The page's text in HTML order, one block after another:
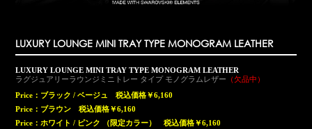
LUXURY LOUNGE MINI TRAY TYPE MONOGRAM LEATHER
LUXURY LOUNGE MINI TRAY TYPE MONOGRAM LEATHER
ラグジュアリーラウンジミニトレー タイプ モノグラムレザー
（欠品中）
Price：ブラック / ベージュ税込価格￥6,160
Price：ブラウン税込価格￥6,160
Price：ホワイト / ピンク （限定カラー）税込価格￥6,160